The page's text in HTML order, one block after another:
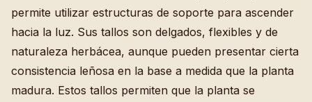
permite utilizar estructuras de soporte para ascender
hacia la luz. Sus tallos son delgados, flexibles y de
naturaleza herbácea, aunque pueden presentar cierta
consistencia leñosa en la base a medida que la planta
madura. Estos tallos permiten que la planta se